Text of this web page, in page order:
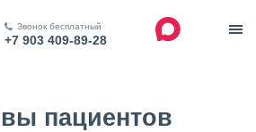
Звонок бесплатный
+7 903 409-89-28
пациентов